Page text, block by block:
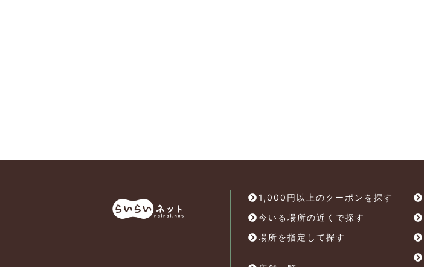
1,000円以上のクーポンを探す
今いる場所の近くで探す
場所を指定して探す